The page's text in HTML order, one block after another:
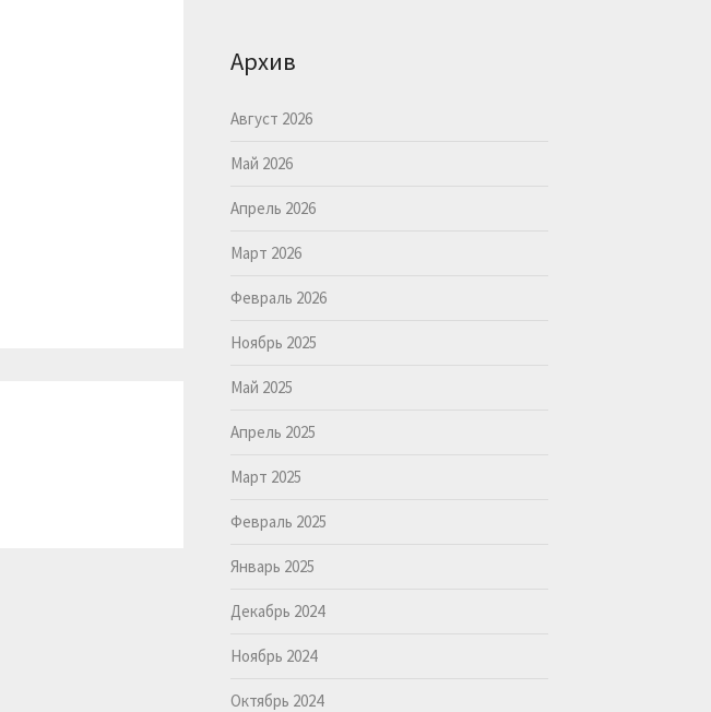
Архив
Август 2026
Май 2026
Апрель 2026
Март 2026
Февраль 2026
Ноябрь 2025
Май 2025
Апрель 2025
Март 2025
Февраль 2025
Январь 2025
Декабрь 2024
Ноябрь 2024
Октябрь 2024